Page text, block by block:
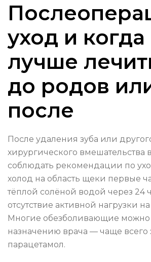
уход и когда
лучше
до родов
после
После удаления зуба или
хирургического вмешательства
соблюдать рекомендации по
холод на область щеки первые
тёплой солёной водой через 24
отсутствие активной нагрузки
Многие обезболивающие
назначению врача — чаще всего
парацетамол.